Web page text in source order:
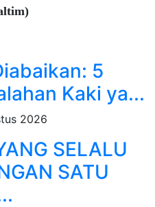
5
Kaki ya...
2026
SELALU
SATU